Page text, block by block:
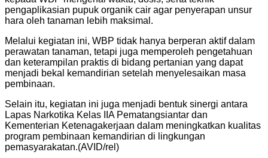
pengaplikasian pupuk organik cair agar penyerapan unsur
hara oleh tanaman lebih maksimal.
Melalui kegiatan ini, WBP tidak hanya berperan aktif dalam
perawatan tanaman, tetapi juga memperoleh pengetahuan
dan keterampilan praktis di bidang pertanian yang dapat
menjadi bekal kemandirian setelah menyelesaikan masa
pembinaan.
Selain itu, kegiatan ini juga menjadi bentuk sinergi antara
Lapas Narkotika Kelas IIA Pematangsiantar dan
Kementerian Ketenagakerjaan dalam meningkatkan kualitas
program pembinaan kemandirian di lingkungan
pemasyarakatan.(AVID/rel)